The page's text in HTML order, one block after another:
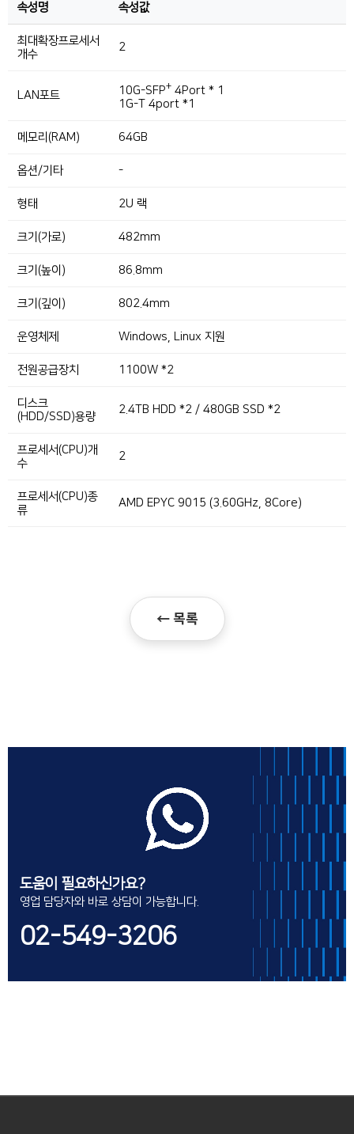
속성명 속성값
최대확장프로세서
개수
2
LAN포트 10G-SFP+ 4Port * 1
1G-T 4port *1
메모리(RAM) 64GB
옵션/기타 -
형태 2U 랙
크기(가로) 482mm
크기(높이) 86.8mm
크기(깊이) 802.4mm
운영체제 Windows, Linux 지원
전원공급장치 1100W *2
디스크
(HDD/SSD)용량
2.4TB HDD *2 / 480GB SSD *2
프로세서(CPU)개
수
2
프로세서(CPU)종
류
AMD EPYC 9015 (3.60GHz, 8Core)
← 목록
도움이 필요하신가요?
영업 담당자와 바로 상담이 가능합니다.
02-549-3206